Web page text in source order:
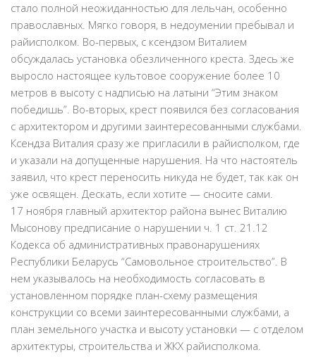
стало полной неожиданностью для лельчан, особенно
православных. Мягко говоря, в недоумении пребывал и
райисполком. Во-первых, с ксендзом Виталием
обсуждалась установка обезличенного креста. Здесь же
выросло настоящее культовое сооружение более 10
метров в высоту с надписью на латыни “Этим знаком
победишь”. Во-вторых, крест появился без согласования
с архитектором и другими заинтересованными службами.
Ксендза Виталия сразу же пригласили в райисполком, где
и указали на допущенные нарушения. На что настоятель
заявил, что крест переносить никуда не будет, так как он
уже освящен. Дескать, если хотите — сносите сами.
17 ноября главный архитектор района вынес Виталию
Мысонову предписание о нарушении ч. 1 ст. 21.12
Кодекса об административных правонарушениях
Республики Беларусь “Самовольное строительство”. В
нем указывалось на необходимость согласовать в
установленном порядке план-схему размещения
конструкции со всеми заинтересованными службами, а
план земельного участка и высоту установки — с отделом
архитектуры, строительства и ЖКХ райисполкома.